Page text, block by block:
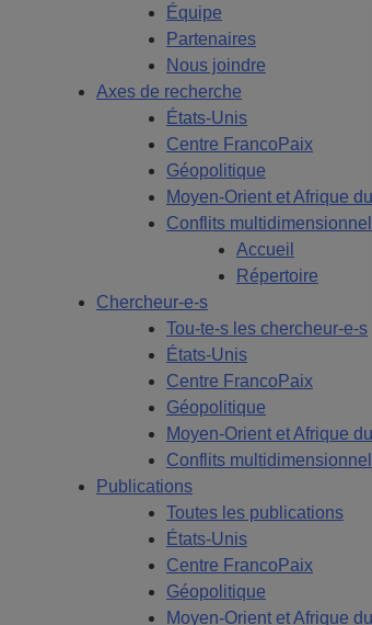
Équipe
Partenaires
Nous joindre
Axes de recherche
États-Unis
Centre FrancoPaix
Géopolitique
Moyen-Orient et Afrique du
Conflits
Accueil
Répertoire
Chercheur-e-s
Tou-te-s les chercheur-e-s
États-Unis
Centre FrancoPaix
Géopolitique
Moyen-Orient et Afrique
Conflits
Publications
Toutes les publications
États-Unis
Centre FrancoPaix
Géopolitique
Moyen-Orient et Afrique